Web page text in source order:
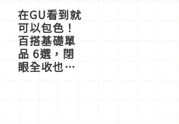
在GU看到就
可以包色！
百搭基礎單
品 6選，閉
眼全收也不